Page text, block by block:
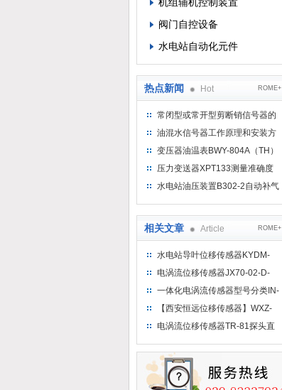
阀门自控设备
水电站自动化元件
热点新闻 Hot ROME+
常闭型或常开型剪断销信号器的
工作原理
油混水信号器工作原理和安装方
式
变压器油温表BWY-804A（TH）
测量范围
压力变送器XPT133测量准确度
不高是什么原因导致的？
水电站油压装置B302-2自动补气
相关文章 Article ROME+
水电站导叶位移传感器KYDM-
LF1V0110-0250MS0T
电涡流位移传感器JX70-02-D-
M10*1-100-80K技术简介
一体化电涡流传感器型号分类IN-
081产品
【西安恒远位移传感器】WXZ-
230调速器位移传感器
电涡流位移传感器TR-81探头直